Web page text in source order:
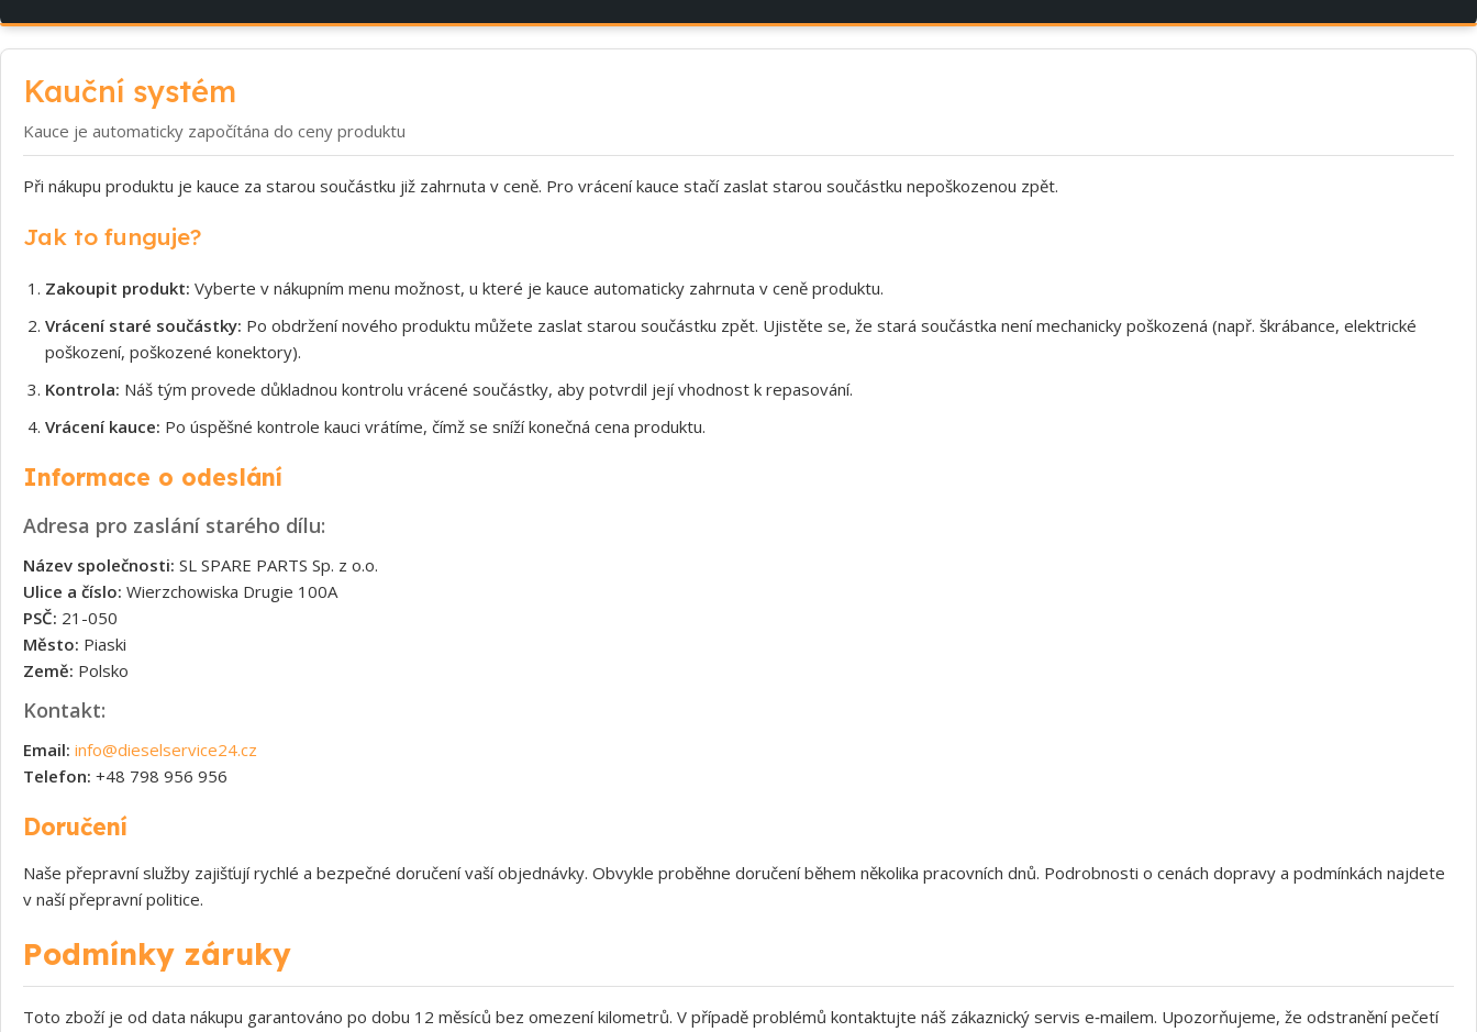
Kauční systém
Kauce je automaticky započítána do ceny produktu
Při nákupu produktu je kauce za starou součástku již zahrnuta v ceně. Pro vrácení kauce stačí zaslat starou součástku nepoškozenou zpět.
Jak to funguje?
Zakoupit produkt: Vyberte v nákupním menu možnost, u které je kauce automaticky zahrnuta v ceně produktu.
Vrácení staré součástky: Po obdržení nového produktu můžete zaslat starou součástku zpět. Ujistěte se, že stará součástka není mechanicky poškozená (např. škrábance, elektrické
poškození, poškozené konektory).
Kontrola: Náš tým provede důkladnou kontrolu vrácené součástky, aby potvrdil její vhodnost k repasování.
Vrácení kauce: Po úspěšné kontrole kauci vrátíme, čímž se sníží konečná cena produktu.
Informace o odeslání
Adresa pro zaslání starého dílu:
Název společnosti: SL SPARE PARTS Sp. z o.o.
Ulice a číslo: Wierzchowiska Drugie 100A
PSČ: 21-050
Město: Piaski
Země: Polsko
Kontakt:
Email: info@dieselservice24.cz
Telefon: +48 798 956 956
Doručení
Naše přepravní služby zajišťují rychlé a bezpečné doručení vaší objednávky. Obvykle proběhne doručení během několika pracovních dnů. Podrobnosti o cenách dopravy a podmínkách najdete
v naší přepravní politice.
Podmínky záruky
Toto zboží je od data nákupu garantováno po dobu 12 měsíců bez omezení kilometrů. V případě problémů kontaktujte náš zákaznický servis e‑mailem. Upozorňujeme, že odstranění pečetí